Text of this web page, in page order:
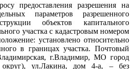
предоставления разрешения на
параметров разрешенного
объектов капитального
участка с кадастровым номером
установлено относительно
в границах участка. Почтовый
г.Владимир, МО город
округ), ул.Лакина, дом 4-а, – без